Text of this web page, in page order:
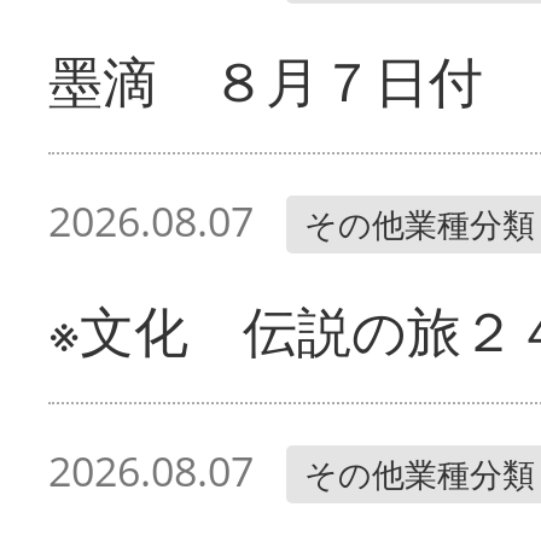
墨滴 ８月７日付
2026.08.07 その他業種分類
※文化 伝説の旅２
2026.08.07 その他業種分類